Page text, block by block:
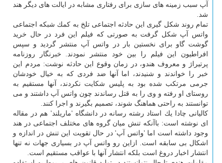
آپ سبب زمینه های سازی برای رفتاری مشابه در ایالت های دیگر هند
شد.
تمام روند شكل گیری این حادثه اجتماعی تلخ به كمك شبكه اجتماعی
واتس آپ شكل گرفت به صورتی كه فیلم این فرد در حال خرید
گوشت گاو برای نخستین بار در واتس آپ منتشر گردید و سپس
افراطیون این فیلم را بین خود منتشر نمودند. خبرنگار روزنامه
پرتیراژ و معروف هندو، در زمان وقوع این حادثه نوشت: مردم این
خبر را خواندند و شنیدند، اما آنها ضد فردی كه به خیال خودشان
جرمی مرتكب شده بود به پلیس شكایت نكردند، آنها مستقیم به
روستای او رفته و وی را به قتل رساندند چون واتس آپ داشتند و می
توانستند به راحتی هماهنگ شوند، تصمیم بگیرند و اجرا كنند.
كالیانی چادا یك استاد رشته رسانه در دانشگاه 'ماریلند' هم در مقاله
ای نوشته است: باآنكه تنش میان گروه های مختلف اجتماعی در هند
وجود داشته است اما 'واتس آپ' در حال تقویت این تنش در اندازه و
اشكال بی سابقه است. ازاین رو واتس آپ در بسیاری جهات نه تنها
انتشار اخبار دروغ است بلكه انتشار آنها با عواقب مستقیم است.